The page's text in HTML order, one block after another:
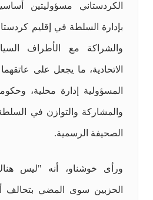
الكردستاني مسؤوليتين
بإدارة السلطة في إقليم
والشراكة مع الأطراف
الاتحادية، ما يجعل على
المسؤولية إدارة محلية،
والمشاركة والتوازن في
الصحيفة الرسمية.
ورأى خوشناو، أنه "ليس
الحزبين سوى المضي بتحالف